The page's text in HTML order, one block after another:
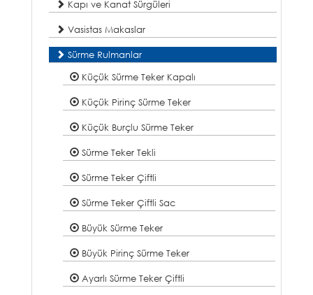
Kapı ve Kanat Sürgüleri
Vasistas Makaslar
Sürme Rulmanlar
Küçük Sürme Teker Kapalı
Küçük Pirinç Sürme Teker
Küçük Burçlu Sürme Teker
Sürme Teker Tekli
Sürme Teker Çiftli
Sürme Teker Çiftli Sac
Büyük Sürme Teker
Büyük Pirinç Sürme Teker
Ayarlı Sürme Teker Çiftli